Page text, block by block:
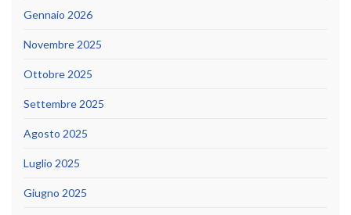
Gennaio 2026
Novembre 2025
Ottobre 2025
Settembre 2025
Agosto 2025
Luglio 2025
Giugno 2025